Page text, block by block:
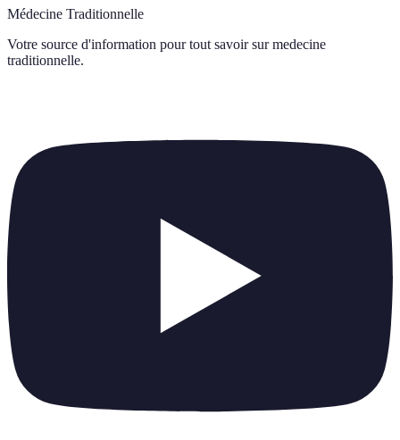
Médecine Traditionnelle
Votre source d'information pour tout savoir sur medecine
traditionnelle.